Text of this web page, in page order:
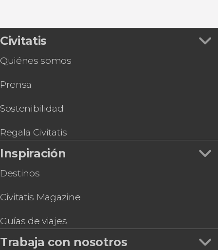
Civitatis
Quiénes somos
Prensa
Sostenibilidad
Regala Civitatis
Inspiración
Destinos
Civitatis Magazine
Guías de viajes
Trabaja con nosotros